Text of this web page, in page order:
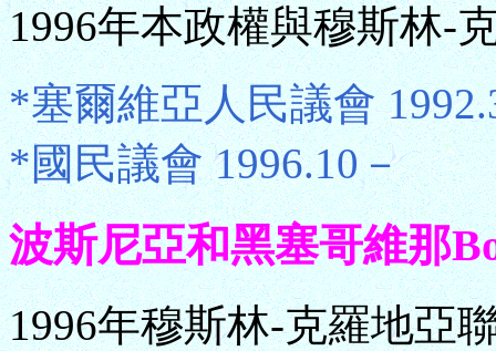
1996年本政權與穆斯林-
*塞爾維亞人民議會
*國民議會 1996.10－
波斯尼亞和黑塞哥維那
1996年穆斯林-克羅地亞